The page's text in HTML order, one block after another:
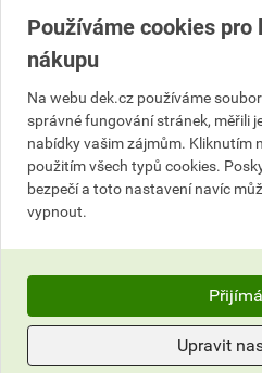
ocel DX53 + Zinek-
tloušťka materiálu 0,6
oboustranný lak min.
ochrana proti korozi
UV odolnost
odolnost proti
Vzhled a barvy
moderní a prémiový
barevná škála: RAL
Používáme cookies pro
nákupu
Na webu dek.cz používáme
správné fungování stránek, měřili
nabídky vašim zájmům. Kliknutím
použitím všech typů cookies.
bezpečí a toto nastavení navíc
vypnout.
Upravit